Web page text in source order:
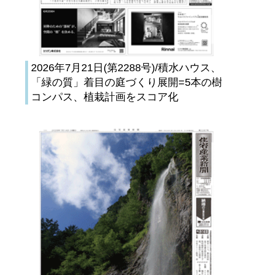
2026年7月21日(第2288号)/積水ハウス、
「緑の質」着目の庭づくり展開=5本の樹
コンパス、植栽計画をスコア化